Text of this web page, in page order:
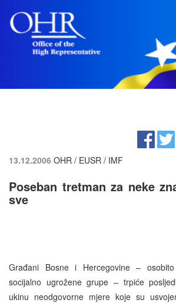
13.12.2006 OHR / EUSR / IMF
Poseban tretman za neke
sve
Građani Bosne i Hercegovine –
socijalno ugrožene grupe – trpiće
ukinu neodgovorne mjere koje su